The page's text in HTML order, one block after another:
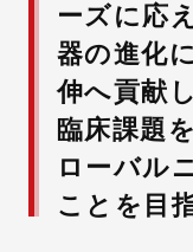
自社ブランド製品
ーズに応
器の進化
伸へ貢献
臨床課題
ローバル
ことを目